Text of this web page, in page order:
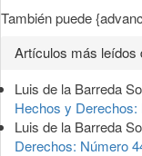
También puede
Artículos más leídos
Luis de la Barreda
Hechos y Derechos:
Luis de la Barreda
Derechos: Número